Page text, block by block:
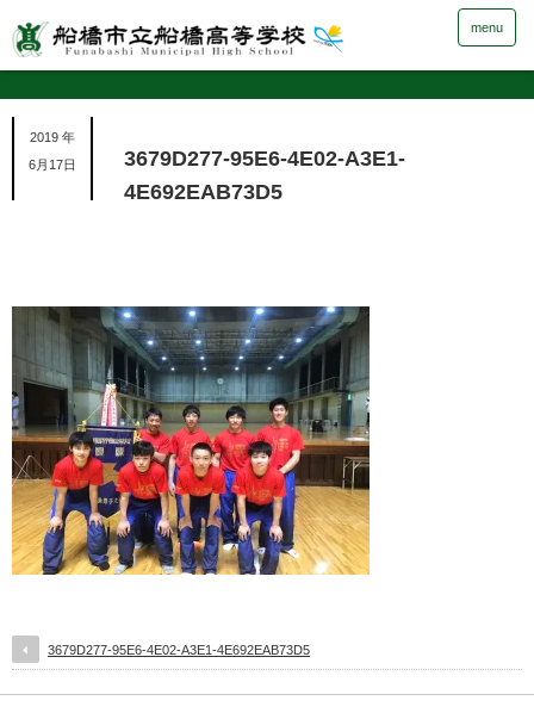
menu
2019 年
6月17日
3679D277-95E6-4E02-A3E1-
4E692EAB73D5
3679D277-95E6-4E02-A3E1-4E692EAB73D5